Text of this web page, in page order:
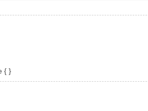
{ }